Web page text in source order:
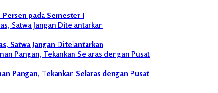
pada Semester I
Satwa Jangan Ditelantarkan
Pangan, Tekankan Selaras dengan Pusat